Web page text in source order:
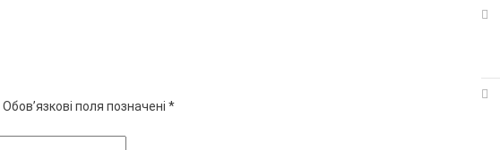
Обов’язкові поля позначені *